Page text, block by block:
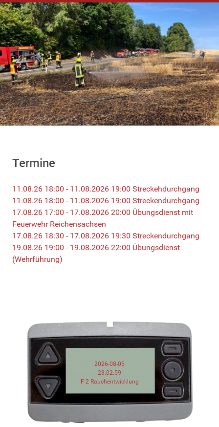
Termine
11.08.26 18:00 - 11.08.2026 19:00 Streckehdurchgang
11.08.26 18:00 - 11.08.2026 19:00 Streckendurchgang
17.08.26 17:00 - 17.08.2026 20:00 Übungsdienst mit
Feuerwehr Reichensachsen
17.08.26 18:30 - 17.08.2026 19:30 Streckendurchgang
19.08.26 19:00 - 19.08.2026 22:00 Übungsdienst
(Wehrführung)
2026-08-05
23:02:59
F 2 Rauchentwicklung